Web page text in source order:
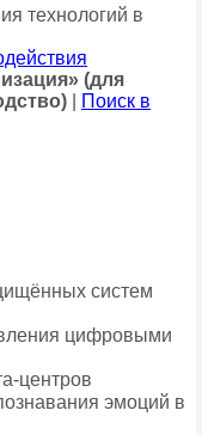
технологий в
(для
Поиск в
систем
цифровыми
центров
эмоций в